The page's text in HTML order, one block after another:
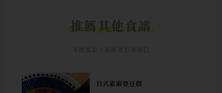
推薦其他食譜
日式素麻婆豆腐